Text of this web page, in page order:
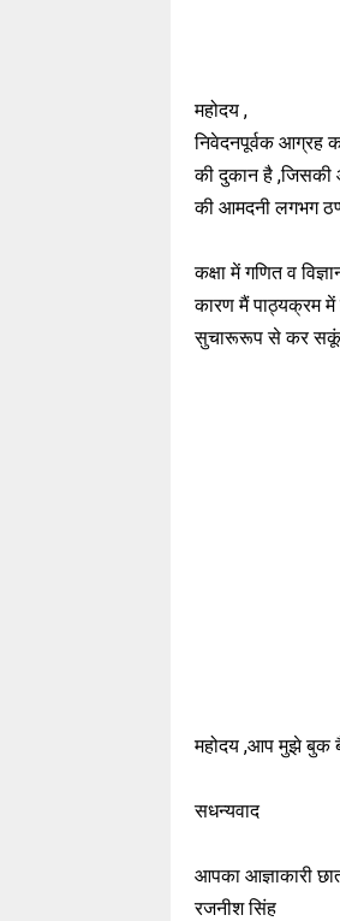
महोदय ,
निवेदनपूर्वक आग्रह
की दुकान है ,जिसकी
की आमदनी लगभग
कक्षा में गणित व
कारण मैं पाठ्यक्रम
सुचारूरूप से कर
महोदय ,आप मुझे बुक
सधन्यवाद
आपका आज्ञाकारी
रजनीश सिंह